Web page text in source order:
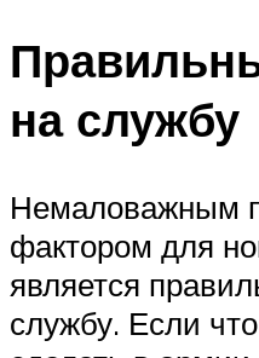
на службу
Немаловажным
фактором для
является
службу. Если